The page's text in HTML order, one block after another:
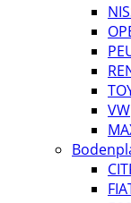
VW